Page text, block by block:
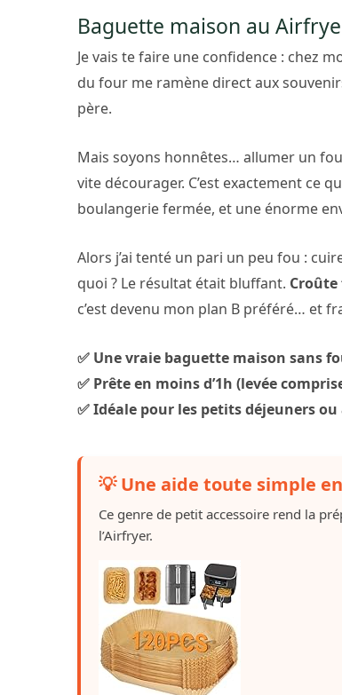
Baguette maison au
Je vais te faire une confidence : chez
du four me ramène direct aux
père.
Mais soyons honnêtes… allumer un
vite décourager. C’est exactement ce
boulangerie fermée, et une énorme
Alors j’ai tenté un pari un peu fou :
quoi ? Le résultat était bluffant.
c’est devenu mon plan B préféré… et
✅ Une vraie baguette maison sans
✅ Prête en moins d’1h (levée
✅ Idéale pour les petits déjeuners ou
💡 Une aide toute simple
Ce genre de petit accessoire rend la
l’Airfryer.